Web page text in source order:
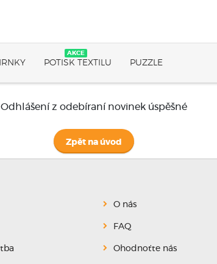
POTISK TEXTILU
AKCE
PUZZLE
Odhlášení z odebíraní novinek úspěšné
Zpět na úvod
O nás
FAQ
Ohodnoťte nás